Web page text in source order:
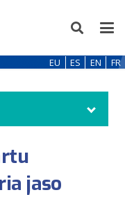
EU ES EN FR
jaso